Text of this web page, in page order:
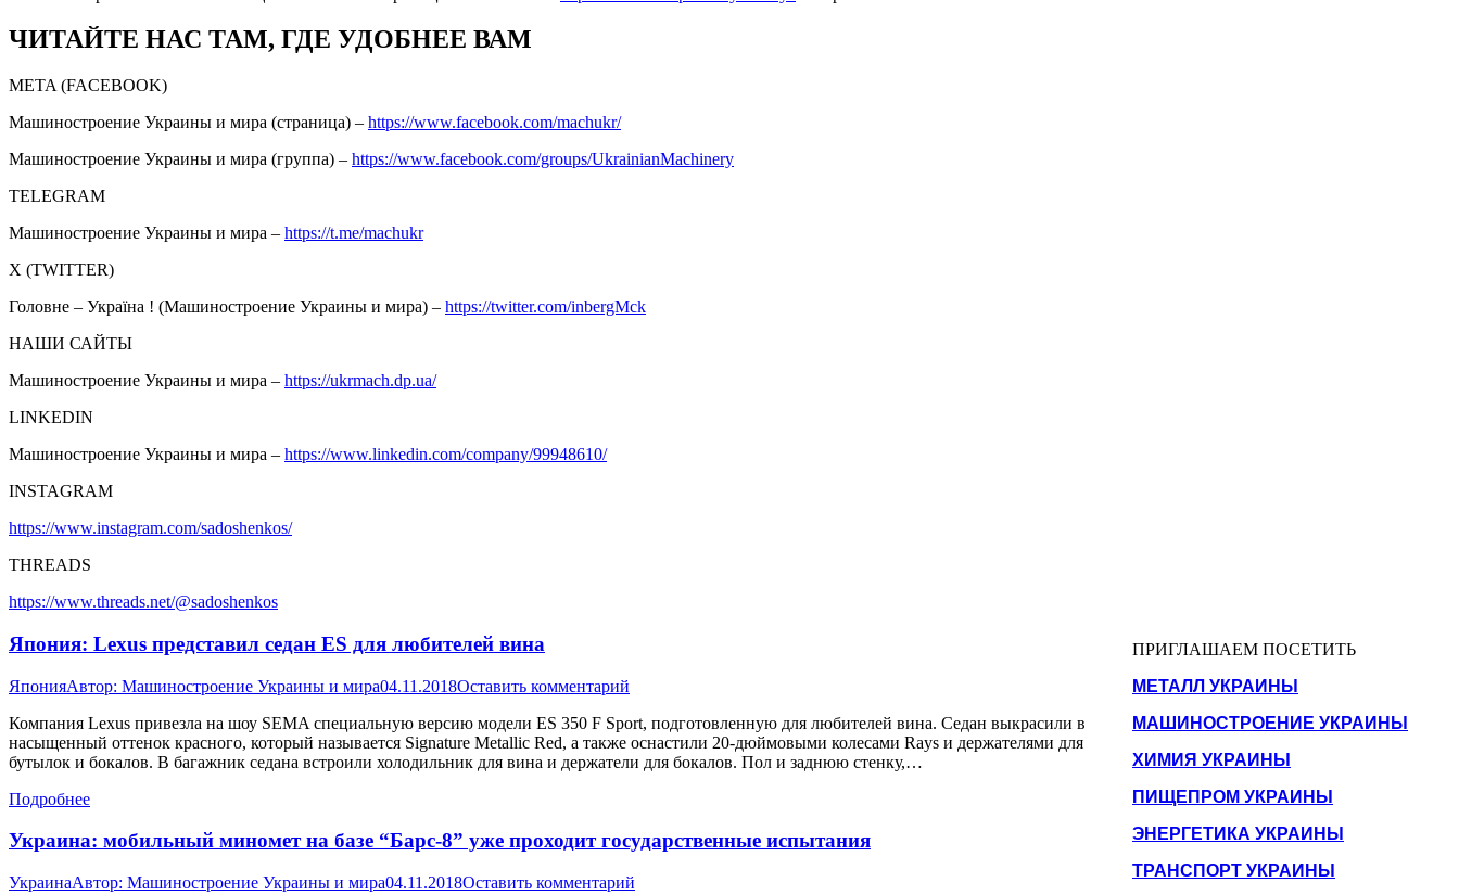
ЧИТАЙТЕ НАС ТАМ, ГДЕ УДОБНЕЕ ВАМ
META (FACEBOOK)
Машиностроение Украины и мира (страница) – https://www.facebook.com/machukr/
Машиностроение Украины и мира (группа) – https://www.facebook.com/groups/UkrainianMachinery
TELEGRAM
Машиностроение Украины и мира – https://t.me/machukr
Х (TWITTER)
Головне – Україна ! (Машиностроение Украины и мира) – https://twitter.com/inbergMck
НАШИ САЙТЫ
Машиностроение Украины и мира – https://ukrmach.dp.ua/
LINKEDIN
Машиностроение Украины и мира – https://www.linkedin.com/company/99948610/
INSTAGRAM
https://www.instagram.com/sadoshenkos/
THREADS
https://www.threads.net/@sadoshenkos
Япония: Lexus представил седан ES для любителей вина
ЯпонияАвтор: Машиностроение Украины и мира04.11.2018Оставить комментарий
Компания Lexus привезла на шоу SEMA специальную версию модели ES 350 F Sport, подготовленную для любителей вина. Седан выкрасили в
насыщенный оттенок красного, который называется Signature Metallic Red, а также оснастили 20-дюймовыми колесами Rays и держателями для
бутылок и бокалов. В багажник седана встроили холодильник для вина и держатели для бокалов. Пол и заднюю стенку,…
Подробнее
Украина: мобильный миномет на базе “Барс-8” уже проходит государственные испытания
УкраинаАвтор: Машиностроение Украины и мира04.11.2018Оставить комментарий
ПРИГЛАШАЕМ ПОСЕТИТЬ
МЕТАЛЛ УКРАИНЫ
МАШИНОСТРОЕНИЕ УКРАИНЫ
ХИМИЯ УКРАИНЫ
ПИЩЕПРОМ УКРАИНЫ
ЭНЕРГЕТИКА УКРАИНЫ
ТРАНСПОРТ УКРАИНЫ